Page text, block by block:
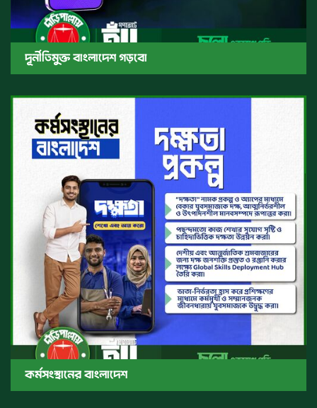
দূর্নীতিমুক্ত বাংলাদেশ গড়বো
কর্মসংস্থানের বাংলাদেশ